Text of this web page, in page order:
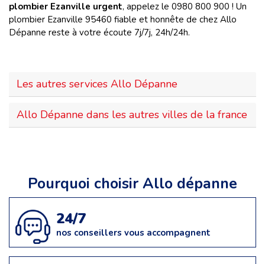
plombier Ezanville urgent, appelez le 0980 800 900 ! Un
plombier Ezanville 95460 fiable et honnête de chez Allo
Dépanne reste à votre écoute 7j/7j, 24h/24h.
Les autres services Allo Dépanne
Allo Dépanne dans les autres villes de la france
Pourquoi choisir Allo dépanne
24/7
nos conseillers vous accompagnent